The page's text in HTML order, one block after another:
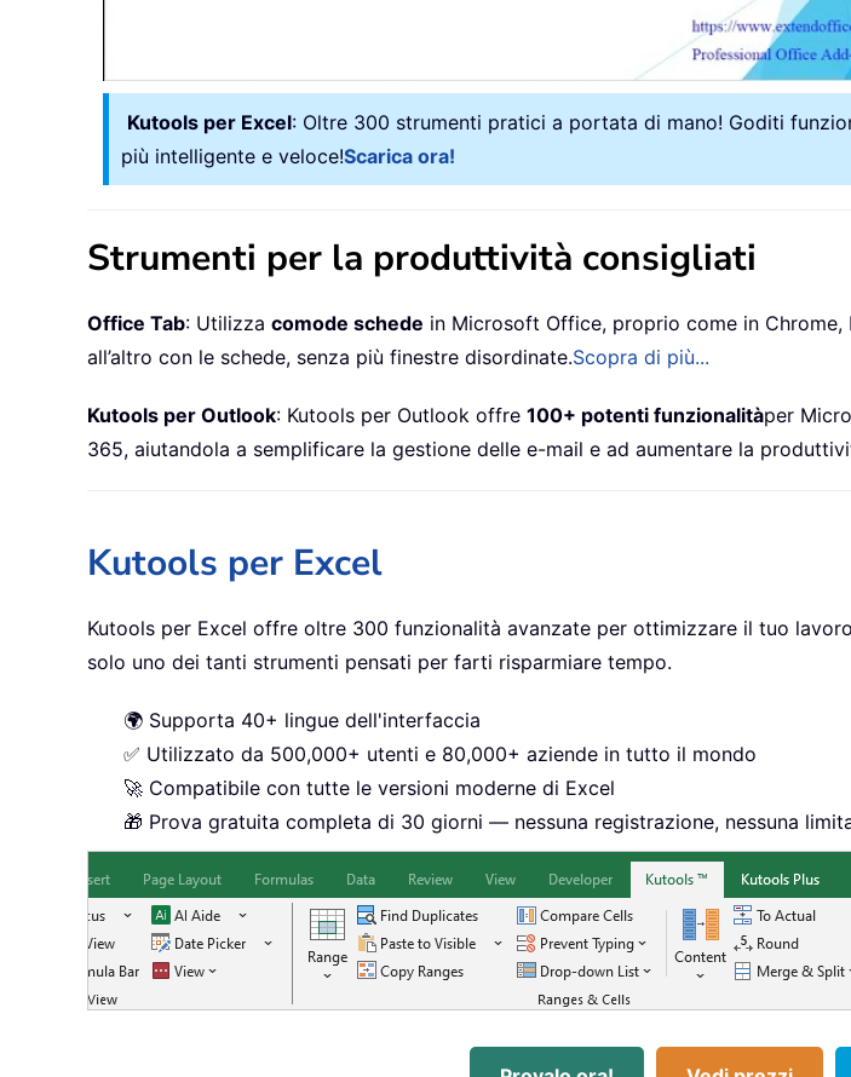
Kutools per Excel: Oltre 300 strumenti pratici a portata di mano! Goditi
più intelligente e veloce!Scarica ora!
Strumenti per la produttività consigliati
Office Tab: Utilizza comode schede in Microsoft Office, proprio come in
all’altro con le schede, senza più finestre disordinate.Scopra di più...
Kutools per Outlook: Kutools per Outlook offre 100+ potenti funzionalitàper
365, aiutandola a semplificare la gestione delle e-mail e ad aumentare la
Kutools per Excel
Kutools per Excel offre oltre 300 funzionalità avanzate per ottimizzare il tuo
solo uno dei tanti strumenti pensati per farti risparmiare tempo.
🌍 Supporta 40+ lingue dell'interfaccia
✅ Utilizzato da 500,000+ utenti e 80,000+ aziende in tutto il mondo
🚀 Compatibile con tutte le versioni moderne di Excel
🎁 Prova gratuita completa di 30 giorni — nessuna registrazione, nessuna